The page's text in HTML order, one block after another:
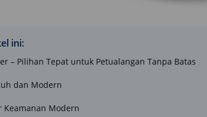
ini:
– Pilihan Tepat untuk Petualangan Tanpa Batas
dan Modern
Keamanan Modern